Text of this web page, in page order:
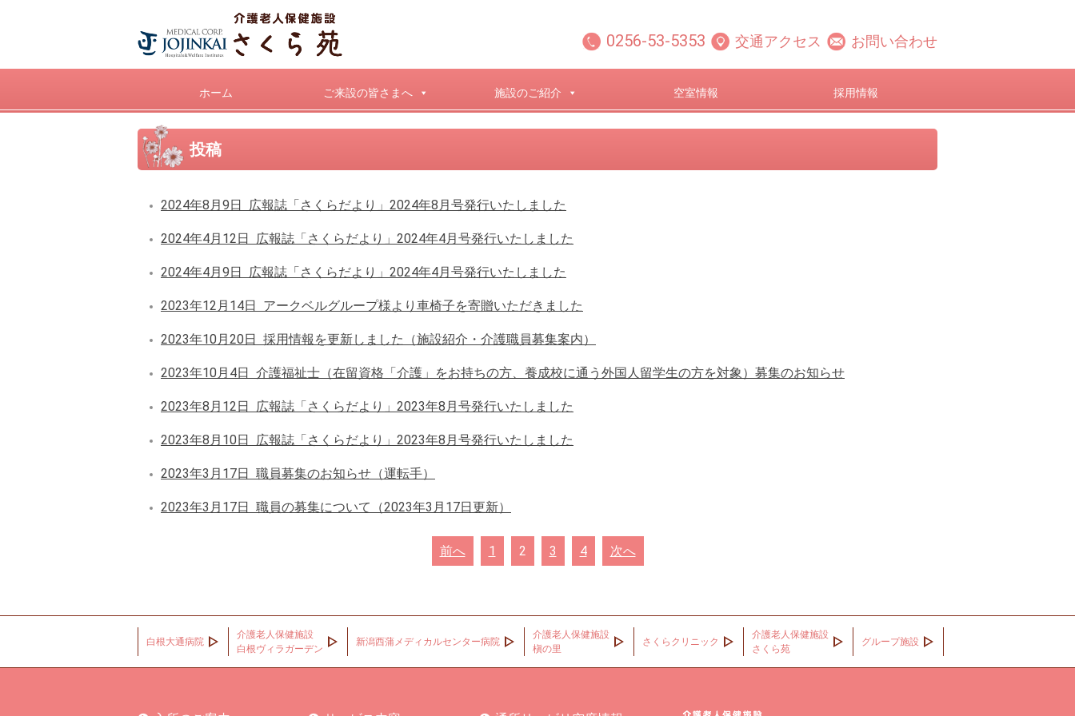
0256-53-5353 交通アクセス お問い合わせ
ホーム ご来設の皆さまへ 施設のご紹介 空室情報 採用情報
投稿
2024年8月9日 広報誌「さくらだより」2024年8月号発行いたしました
2024年4月12日 広報誌「さくらだより」2024年4月号発行いたしました
2024年4月9日 広報誌「さくらだより」2024年4月号発行いたしました
2023年12月14日 アークベルグループ様より車椅子を寄贈いただきました
2023年10月20日 採用情報を更新しました（施設紹介・介護職員募集案内）
2023年10月4日 介護福祉士（在留資格「介護」をお持ちの方、養成校に通う外国人留学生の方を対象）募集のお知らせ
2023年8月12日 広報誌「さくらだより」2023年8月号発行いたしました
2023年8月10日 広報誌「さくらだより」2023年8月号発行いたしました
2023年3月17日 職員募集のお知らせ（運転手）
2023年3月17日 職員の募集について（2023年3月17日更新）
前へ 1 2 3 4 次へ
白根大通病院
介護老人保健施設
白根ヴィラガーデン
新潟西蒲メディカルセンター病院
介護老人保健施設
槇の里
さくらクリニック
介護老人保健施設
さくら苑
グループ施設